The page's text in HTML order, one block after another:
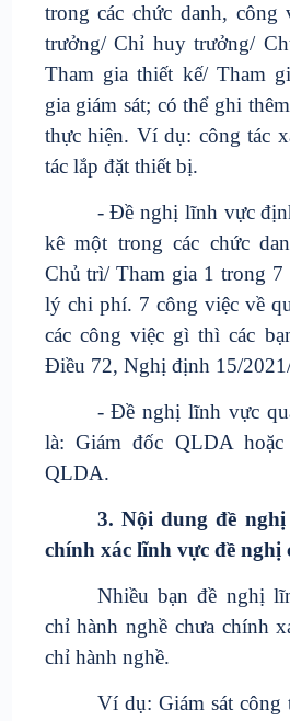
trong các chức danh, công
trưởng/ Chỉ huy trưởng/
Tham gia thiết kế/ Tham
gia giám sát; có thể ghi
thực hiện. Ví dụ: công tác
tác lắp đặt thiết bị.
- Đề nghị lĩnh vực
kê một trong các chức
Chủ trì/ Tham gia 1 trong 7
lý chi phí. 7 công việc về
các công việc gì thì các
Điều 72, Nghị định 15/
- Đề nghị lĩnh vực
là: Giám đốc QLDA
QLDA.
3. Nội dung đề
chính xác lĩnh vực đề nghị
Nhiều bạn đề nghị
chỉ hành nghề chưa chính
chỉ hành nghề.
Ví dụ: Giám sát công